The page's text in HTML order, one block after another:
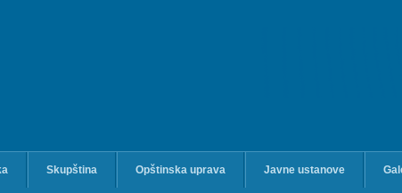
Skupština Opštinska uprava Javne ustanove